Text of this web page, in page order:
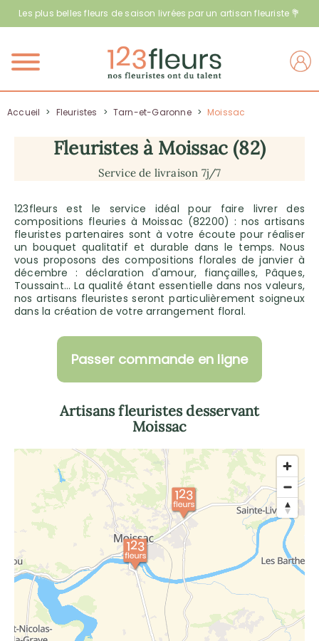
Les plus belles fleurs de saison livrées par un artisan fleuriste 💐
Menu
Accueil > Fleuristes > Tarn-et-Garonne > Moissac
Fleuristes à Moissac (82)
Service de livraison 7j/7
123fleurs est le service idéal pour faire livrer des
compositions fleuries à Moissac (82200) : nos artisans
fleuristes partenaires sont à votre écoute pour réaliser
un bouquet qualitatif et durable dans le temps. Nous
vous proposons des compositions florales de janvier à
décembre : déclaration d'amour, fiançailles, Pâques,
Toussaint… La qualité étant essentielle dans nos valeurs,
nos artisans fleuristes seront particulièrement soigneux
dans la création de votre arrangement floral.
Passer commande en ligne
Artisans fleuristes desservant
Moissac